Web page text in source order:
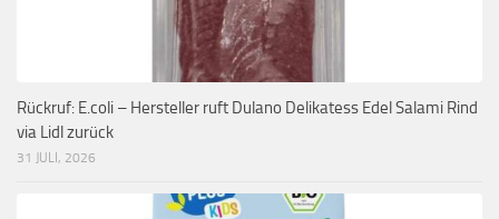
Rückruf: E.coli – Hersteller ruft Dulano Delikatess Edel Salami Rind
via Lidl zurück
31 JULI, 2026